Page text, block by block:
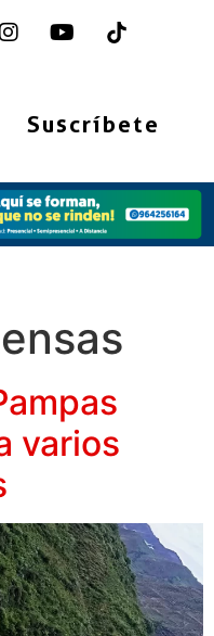
Suscríbete
varios